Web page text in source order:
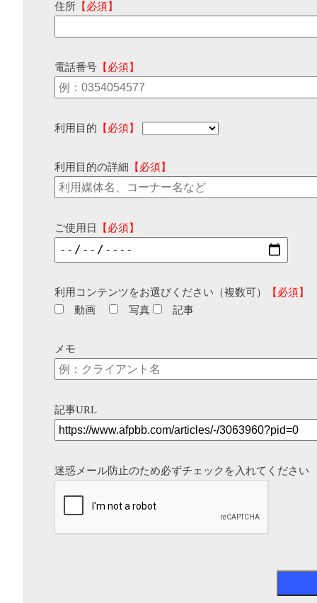
住所 【必須】
電話番号 【必須】
利用目的 【必須】
利用目的の詳細 【必須】
ご使用日 【必須】
利用コンテンツをお選びください（複数可）
【必須】
動画
写真 記事
メモ
記事URL
迷惑メール防止のため必ずチェックを入れてください